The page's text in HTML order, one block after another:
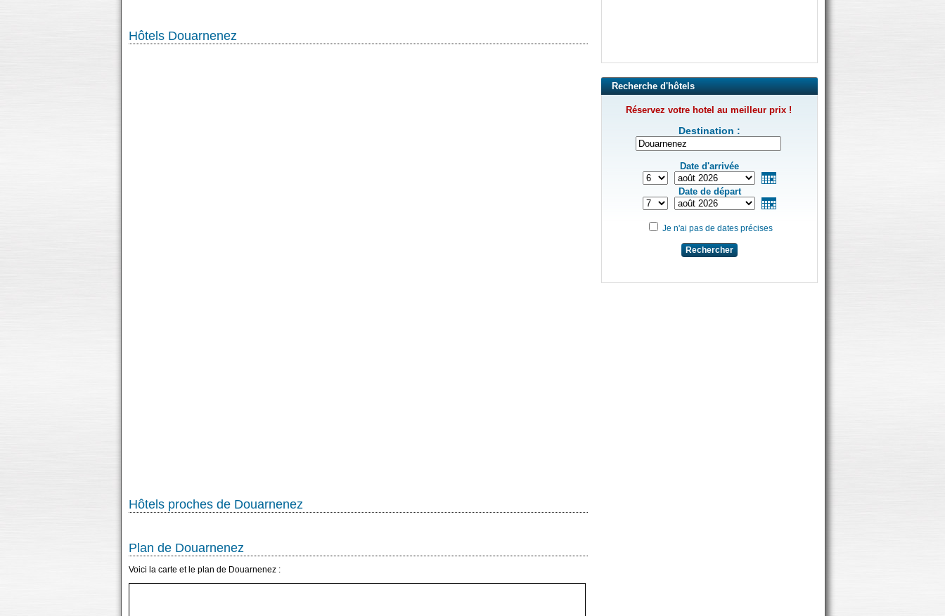
Hôtels Douarnenez
Hôtels proches de Douarnenez
Plan de Douarnenez
Voici la carte et le plan de Douarnenez :
Recherche d'hôtels
Réservez votre hotel au meilleur prix !
Destination :
Date d'arrivée
Date de départ
Je n'ai pas de dates précises
Rechercher